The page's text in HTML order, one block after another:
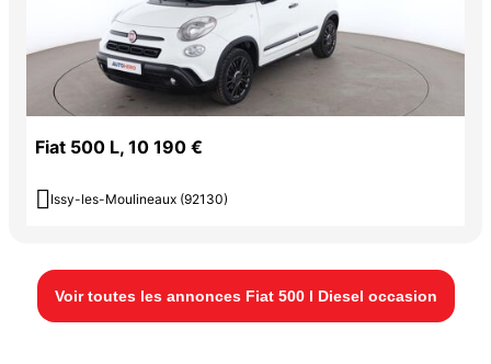
Fiat 500 L, 10 190 €
 Issy-les-Moulineaux (92130)
Voir toutes les annonces Fiat 500 l Diesel occasion